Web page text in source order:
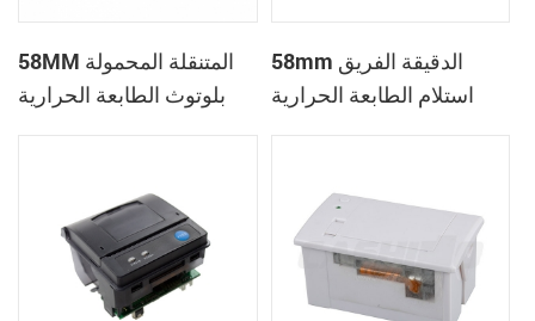
58MM المتنقلة المحمولة
بلوتوث الطابعة الحرارية
58mm الدقيقة الفريق
استلام الطابعة الحرارية